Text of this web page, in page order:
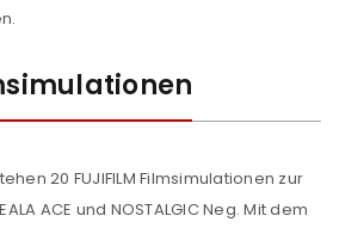
20 FUJIFILM Filmsimulationen zur
ACE und NOSTALGIC Neg. Mit dem